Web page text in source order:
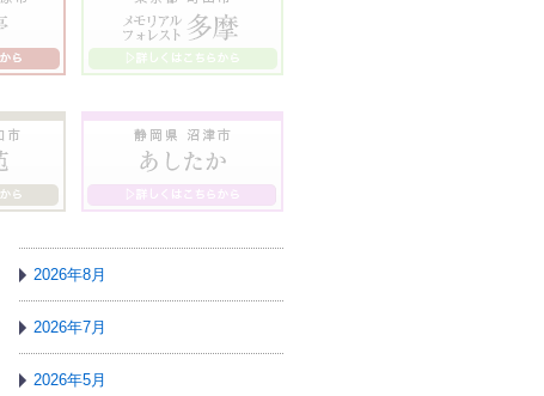
2026年8月
2026年7月
2026年5月